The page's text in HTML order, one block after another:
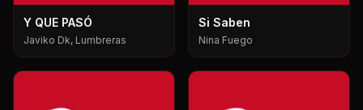
Y QUE PASÓ
Javiko Dk, Lumbreras
Si Saben
Nina Fuego